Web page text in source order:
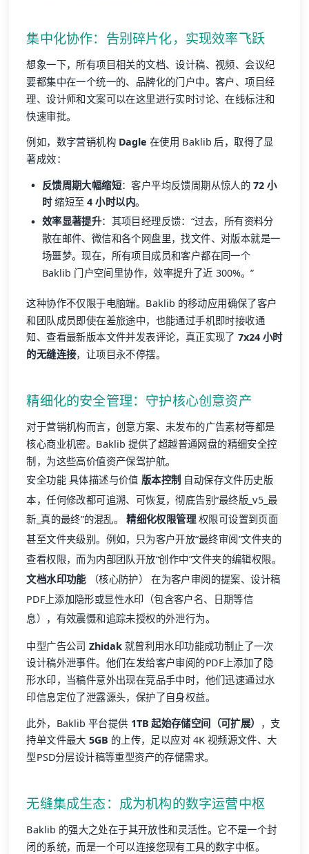
集中化协作：告别碎片化，实现效率飞跃
想象一下，所有项目相关的文档、设计稿、视频、会议纪
要都集中在一个统一的、品牌化的门户中。客户、项目经
理、设计师和文案可以在这里进行实时讨论、在线标注和
快速审批。
例如，数字营销机构 Dagle 在使用 Baklib 后，取得了显
著成效：
反馈周期大幅缩短：客户平均反馈周期从惊人的72 小
时缩短至4 小时以内。
效率显著提升：其项目经理反馈：“过去，所有资料分
散在邮件、微信和各个网盘里，找文件、对版本就是一
场噩梦。现在，所有项目成员和客户都在同一个
Baklib 门户空间里协作，效率提升了近 300%。”
这种协作不仅限于电脑端。Baklib 的移动应用确保了客户
和团队成员即使在差旅途中，也能通过手机即时接收通
知、查看最新版本文件并发表评论，真正实现了 7x24 小时
的无缝连接，让项目永不停摆。
精细化的安全管理：守护核心创意资产
对于营销机构而言，创意方案、未发布的广告素材等都是
核心商业机密。Baklib 提供了超越普通网盘的精细安全控
制，为这些高价值资产保驾护航。
安全功能 具体描述与价值 版本控制 自动保存文件历史版
本，任何修改都可追溯、可恢复，彻底告别“最终版_v5_最
新_真的最终”的混乱。精细化权限管理权限可设置到页面
甚至文件夹级别。例如，只为客户开放“最终审阅”文件夹的
查看权限，而为内部团队开放“创作中”文件夹的编辑权限。
文档水印功能（核心防护） 在为客户审阅的提案、设计稿
PDF上添加隐形或显性水印（包含客户名、日期等信
息），有效震慑和追踪未授权的外泄行为。
中型广告公司 Zhidak就曾利用水印功能成功制止了一次
设计稿外泄事件。他们在发给客户审阅的PDF上添加了隐
形水印，当稿件意外出现在竞品手中时，他们迅速通过水
印信息定位了泄露源头，保护了自身权益。
此外，Baklib 平台提供 1TB 起始存储空间（可扩展） ，支
持单文件最大 5GB 的上传，足以应对 4K 视频源文件、大
型PSD分层设计稿等重型资产的存储需求。
无缝集成生态：成为机构的数字运营中枢
Baklib 的强大之处在于其开放性和灵活性。它不是一个封
闭的系统，而是一个可以连接您现有工具的数字中枢。